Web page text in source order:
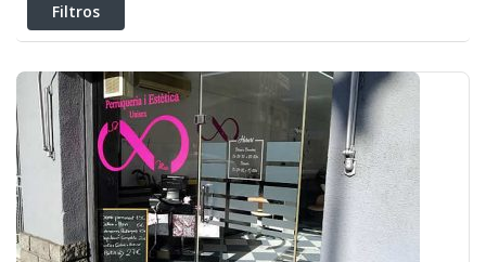
Filtros